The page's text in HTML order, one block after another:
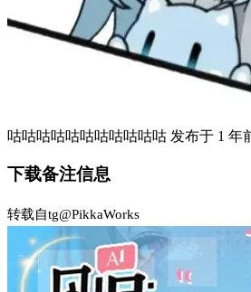
咕咕咕咕咕咕咕咕咕咕咕 发布于 1 年
下载备注信息
转载自tg@PikkaWorks